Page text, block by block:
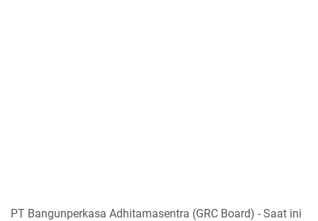
PT Bangunperkasa Adhitamasentra (GRC Board) - Saat ini